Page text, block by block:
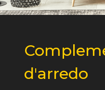
d'arredo